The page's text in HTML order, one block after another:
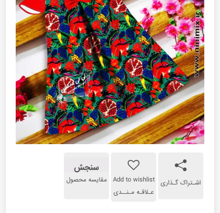
اشـتراک گـذاری Add to wishlist
عـلاقـه مـنــدی
سنجش
مقایسه محصول